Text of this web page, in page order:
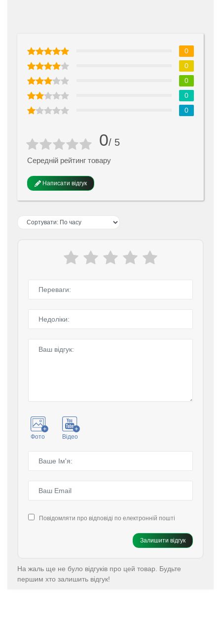
0/ 5
Середній рейтинг товару
Написати відгук
0
0
0
0
0
Фото Відео
Повідомляти про відповіді по електронній пошті
Залишити відгук
На жаль ще не було відгуків про цей товар. Будьте
першим хто залишить відгук!